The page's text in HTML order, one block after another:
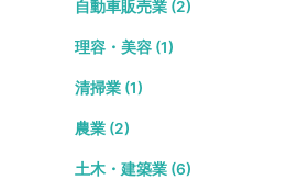
自動車販売業 (2)
理容・美容 (1)
清掃業 (1)
農業 (2)
土木・建築業 (6)